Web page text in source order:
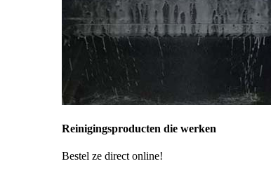
Reinigingsproducten die werken
Bestel ze direct online!